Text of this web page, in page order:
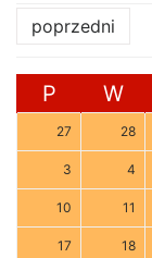
poprzedni
P W
27 28
3 4
10 11
17 18